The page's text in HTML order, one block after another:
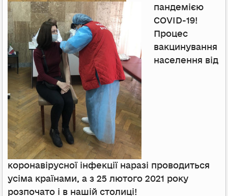
пандемією
COVID-19!
Процес
вакцинування
населення від
коронавірусної інфекції наразі проводиться
усіма країнами, а з 25 лютого 2021 року
розпочато і в нашій столиці!